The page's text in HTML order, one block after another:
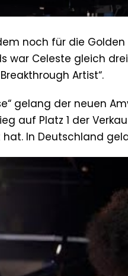
noch für die
war Celeste gleich
Artist“.
gelang der neuen
auf Platz 1 der
hat. In Deutschland